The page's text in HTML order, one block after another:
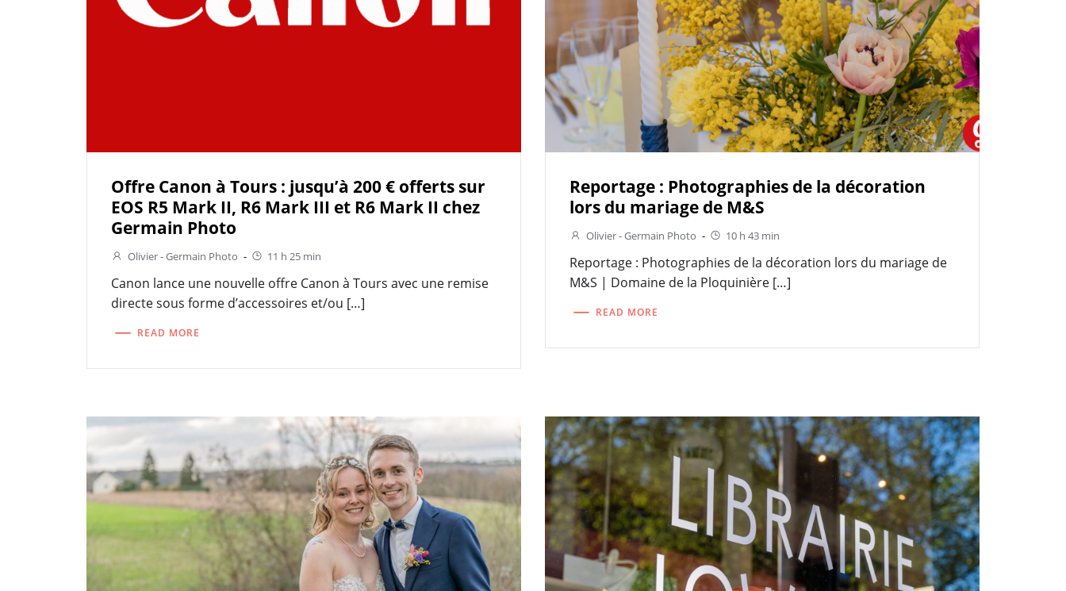
Offre Canon à Tours : jusqu’à 200 € offerts sur
EOS R5 Mark II, R6 Mark III et R6 Mark II chez
Germain Photo
Olivier - Germain Photo - 11 h 25 min
Canon lance une nouvelle offre Canon à Tours avec une remise
directe sous forme d’accessoires et/ou […]
READ MORE
Reportage : Photographies de la décoration
lors du mariage de M&S
Olivier - Germain Photo - 10 h 43 min
Reportage : Photographies de la décoration lors du mariage de
M&S | Domaine de la Ploquinière […]
READ MORE